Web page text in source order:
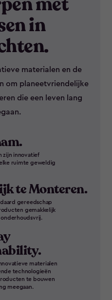
in
materialen en de
om planeetvriendelijke
die een leven lang
zijn innovatief
ruimte geweldig
te Monteren.
gereedschap
gemakkelijk
materialen
technologieën
te bouwen
meegaan.